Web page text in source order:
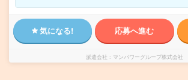
気になる! 応募へ進む
派遣会社 マンパワーグループ株式会社